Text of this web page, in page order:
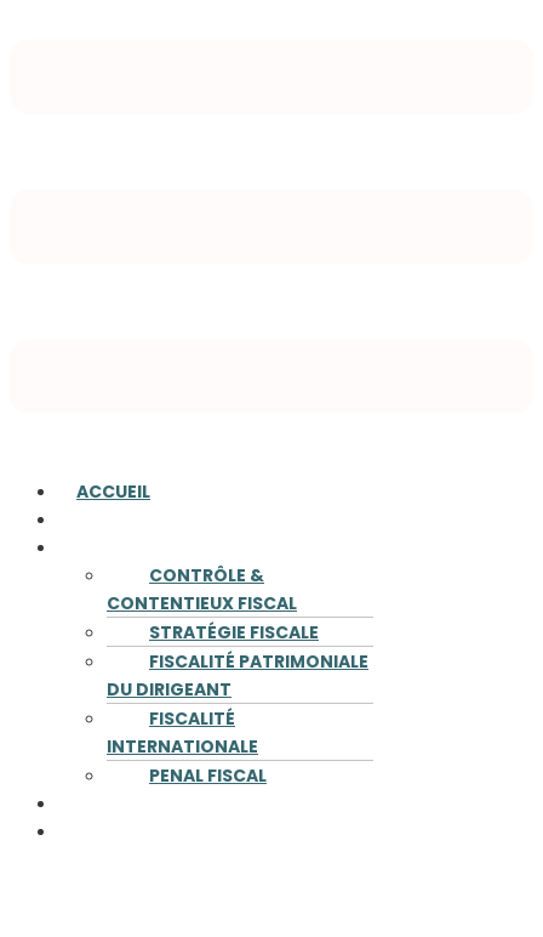
ACCUEIL
CONTRÔLE &
CONTENTIEUX FISCAL
STRATÉGIE FISCALE
FISCALITÉ PATRIMONIALE
DU DIRIGEANT
FISCALITÉ
INTERNATIONALE
PENAL FISCAL